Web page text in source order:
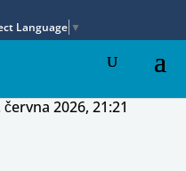
Language ▼
června 2026, 21:21